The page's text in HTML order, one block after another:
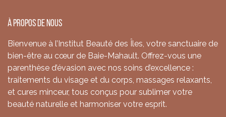
À propos de nous
Bienvenue à l’Institut Beauté des Îles, votre sanctuaire de
bien-être au cœur de Baie-Mahault. Offrez-vous une
parenthèse d’évasion avec nos soins d’excellence :
traitements du visage et du corps, massages relaxants,
et cures minceur, tous conçus pour sublimer votre
beauté naturelle et harmoniser votre esprit.